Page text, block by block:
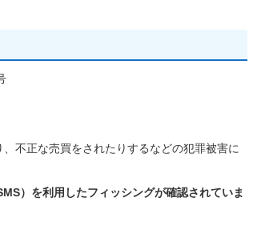
不正な売買をされたりするなどの犯罪被害に
）を利用したフィッシングが確認されていま